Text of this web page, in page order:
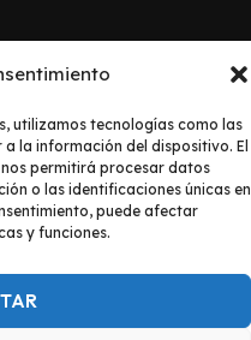
utilizamos tecnologías como las
la información del dispositivo. El
permitirá procesar datos
o las identificaciones únicas en
puede afectar
y funciones.
Camisetas